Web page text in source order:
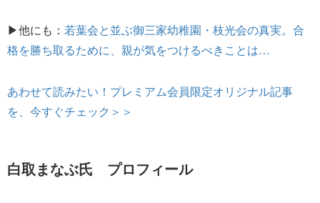
▶他にも： 若葉会と並ぶ御三家幼稚園・枝光会の真実。合
格を勝ち取るために、親が気をつけるべきことは…
あわせて読みたい！プレミアム会員限定オリジナル記事
を、今すぐチェック＞＞
白取まなぶ氏 プロフィール